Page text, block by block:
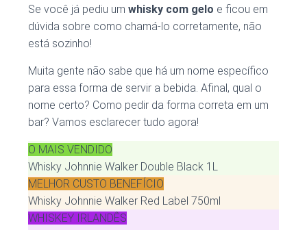
Se você já pediu um whisky com gelo e ficou em
dúvida sobre como chamá-lo corretamente, não
está sozinho!
Muita gente não sabe que há um nome específico
para essa forma de servir a bebida. Afinal, qual o
nome certo? Como pedir da forma correta em um
bar? Vamos esclarecer tudo agora!
O MAIS VENDIDO
Whisky Johnnie Walker Double Black 1L
MELHOR CUSTO BENEFÍCIO
Whisky Johnnie Walker Red Label 750ml
WHISKEY IRLANDÊS